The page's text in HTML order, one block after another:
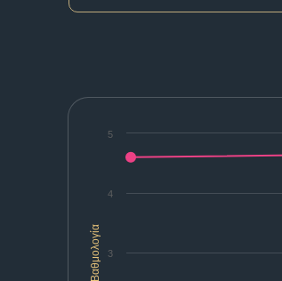
Βαθμολογία 3
4
5